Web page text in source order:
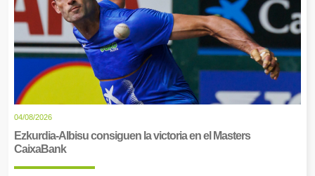
04/08/2026
Ezkurdia-Albisu consiguen la victoria en el Masters
CaixaBank